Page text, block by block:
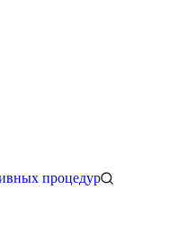
процедур